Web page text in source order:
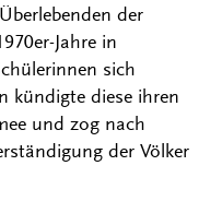
der
Jahre in
sich
kündigte diese ihren
und zog nach
der Völker